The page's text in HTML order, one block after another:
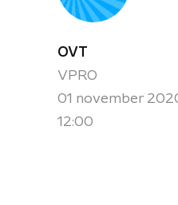
OVT
VPRO
01 november
12:00